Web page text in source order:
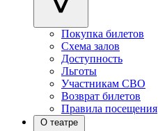
Покупка билетов
Схема залов
Доступность
Льготы
Участникам СВО
Возврат билетов
Правила посещения
О театре